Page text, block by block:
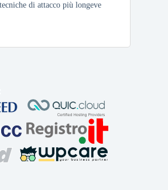
di attacco più longeve